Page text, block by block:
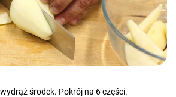
środek. Pokrój na 6 części.